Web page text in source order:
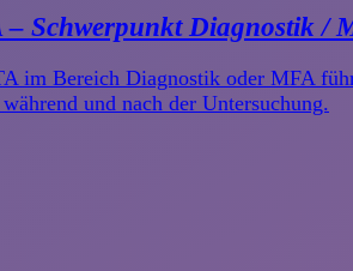
– Schwerpunkt Diagnostik /
im Bereich Diagnostik oder MFA
und nach der Untersuchung.